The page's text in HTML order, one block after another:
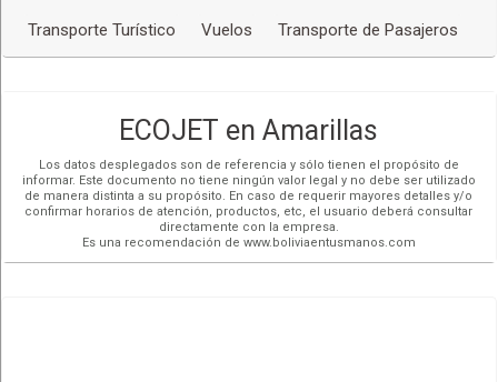
Más detalles
Freire (Equipetrol)
(591-3) 3117039
Más detalles
Torre Zafiro, Of. 5, Av. Ballivian Nro. 322 entre C. 9 y 10
(Calacoto)
(591-2) 2124234
Transporte Turístico Vuelos Transporte de Pasajeros
ECOJET en Amarillas
Los datos desplegados son de referencia y sólo tienen el propósito de
informar. Este documento no tiene ningún valor legal y no debe ser utilizado
de manera distinta a su propósito. En caso de requerir mayores detalles y/o
confirmar horarios de atención, productos, etc, el usuario deberá consultar
directamente con la empresa.
Es una recomendación de www.boliviaentusmanos.com